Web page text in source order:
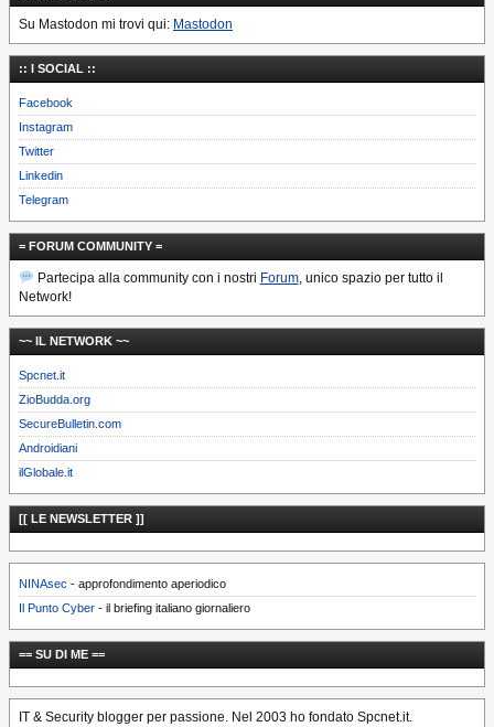
Su Mastodon mi trovi qui: Mastodon
:: I SOCIAL ::
Facebook
Instagram
Twitter
Linkedin
Telegram
= FORUM COMMUNITY =
Partecipa alla community con i nostri Forum, unico spazio per tutto il
Network!
~~ IL NETWORK ~~
Spcnet.it
ZioBudda.org
SecureBulletin.com
Androidiani
ilGlobale.it
[[ LE NEWSLETTER ]]
NINAsec - approfondimento aperiodico
Il Punto Cyber - il briefing italiano giornaliero
== SU DI ME ==
IT & Security blogger per passione. Nel 2003 ho fondato Spcnet.it.